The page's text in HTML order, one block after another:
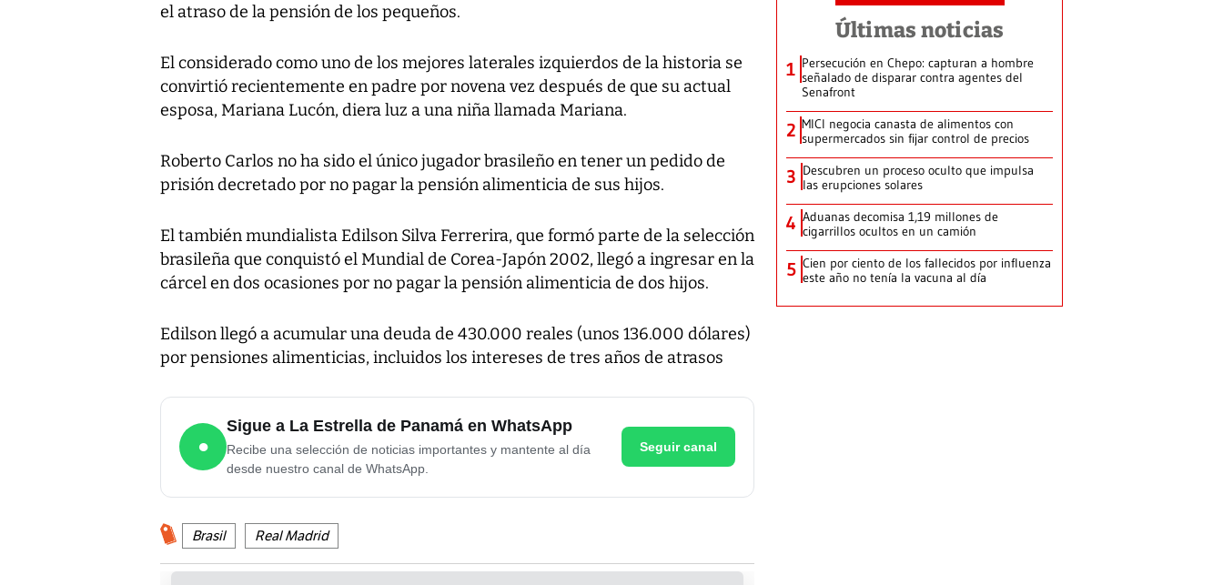
el atraso de la pensión de los pequeños.
El considerado como uno de los mejores laterales izquierdos de la historia se
convirtió recientemente en padre por novena vez después de que su actual
esposa, Mariana Lucón, diera luz a una niña llamada Mariana.
Roberto Carlos no ha sido el único jugador brasileño en tener un pedido de
prisión decretado por no pagar la pensión alimenticia de sus hijos.
El también mundialista Edilson Silva Ferrerira, que formó parte de la selección
brasileña que conquistó el Mundial de Corea-Japón 2002, llegó a ingresar en la
cárcel en dos ocasiones por no pagar la pensión alimenticia de dos hijos.
Edilson llegó a acumular una deuda de 430.000 reales (unos 136.000 dólares)
por pensiones alimenticias, incluidos los intereses de tres años de atrasos
●
Sigue a La Estrella de Panamá en WhatsApp
Recibe una selección de noticias importantes y mantente al día
desde nuestro canal de WhatsApp.
Seguir canal
Brasil Real Madrid
Últimas noticias
1 Persecución en Chepo: capturan a hombre
señalado de disparar contra agentes del
Senafront
2 MICI negocia canasta de alimentos con
supermercados sin fijar control de precios
3 Descubren un proceso oculto que impulsa
las erupciones solares
4 Aduanas decomisa 1,19 millones de
cigarrillos ocultos en un camión
5 Cien por ciento de los fallecidos por influenza
este año no tenía la vacuna al día